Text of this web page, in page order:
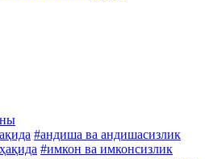
#андиша ва андишасизлик
#имкон ва имконсизлик